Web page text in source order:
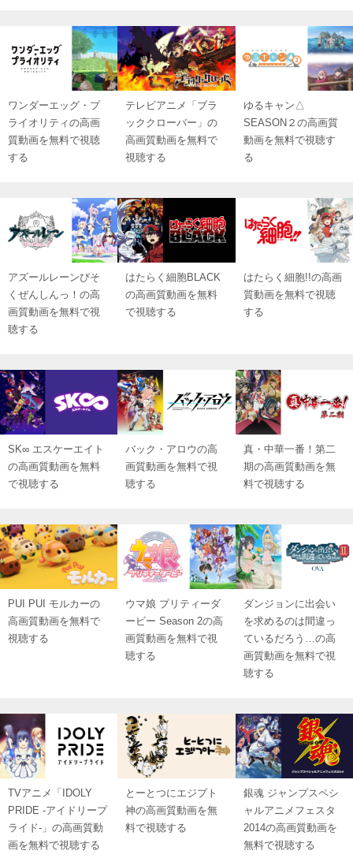
ワンダーエッグ・プ
ライオリティの高画
質動画を無料で視聴
する
テレビアニメ「ブラ
ッククローバー」の
高画質動画を無料で
視聴する
ゆるキャン△
SEASON２の高画質
動画を無料で視聴す
る
アズールレーンびそ
くぜんしんっ！の高
画質動画を無料で視
聴する
はたらく細胞BLACK
の高画質動画を無料
で視聴する
はたらく細胞!!の高画
質動画を無料で視聴
する
SK∞ エスケーエイト
の高画質動画を無料
で視聴する
バック・アロウの高
画質動画を無料で視
聴する
真・中華一番！第二
期の高画質動画を無
料で視聴する
PUI PUI モルカーの
高画質動画を無料で
視聴する
ウマ娘 プリティーダ
ービー Season 2の高
画質動画を無料で視
聴する
ダンジョンに出会い
を求めるのは間違っ
ているだろう…の高
画質動画を無料で視
聴する
TVアニメ「IDOLY
PRIDE -アイドリープ
ライド-」の高画質動
画を無料で視聴する
とーとつにエジプト
神の高画質動画を無
料で視聴する
銀魂 ジャンプスペシ
ャルアニメフェスタ
2014の高画質動画を
無料で視聴する